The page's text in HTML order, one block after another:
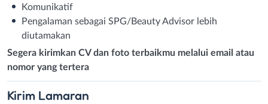
Komunikatif
Pengalaman sebagai SPG/Beauty Advisor lebih
diutamakan
Segera kirimkan CV dan foto terbaikmu melalui email atau
nomor yang tertera
Kirim Lamaran